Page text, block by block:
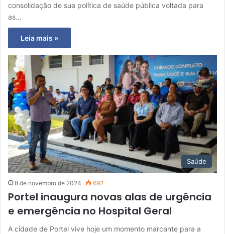
consolidação de sua política de saúde pública voltada para
as…
Leia mais »
Saúde
8 de novembro de 2024 692
Portel inaugura novas alas de urgência
e emergência no Hospital Geral
A cidade de Portel vive hoje um momento marcante para a